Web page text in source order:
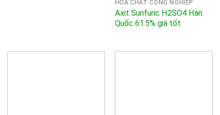
HÓA CHẤT CÔNG NGHIỆP
Axit Sunfuric H2SO4 Hàn
Quốc 61.5% giá tốt